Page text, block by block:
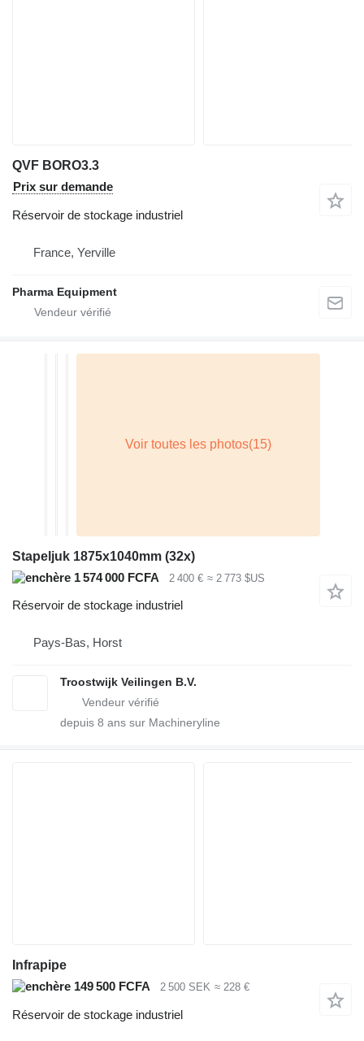
QVF BORO3.3
Prix sur demande
Réservoir de stockage industriel
France, Yerville
Pharma Equipment
Stapeljuk 1875x1040mm (32x)
1 574 000 FCFA
2 400 € ≈ 2 773 $US
Réservoir de stockage industriel
Pays-Bas, Horst
Troostwijk Veilingen B.V.
depuis 8 ans sur Machineryline
Infrapipe
149 500 FCFA
2 500 SEK ≈ 228 €
Réservoir de stockage industriel